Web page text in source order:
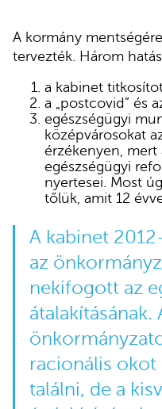
A kormány
tervezték. Három
a kabinet
a „postcovid” és
egészségügyi
középvárosokat
érzékenyen,
egészségügyi
nyertesei. Most
tőlük, amit 12
A kabinet
az
nekifogott az
átalakításának.
racionális okot
találni, de a